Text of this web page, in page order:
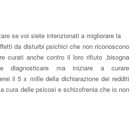
se voi siete intenzionati a migliorare la
da disturbi psichici che non riconoscono
curati anche contro il loro rifiuto ,bisogna
diagnosticare ma iniziare a curare
il 5 x mille della dichiarazione dei redditi
cura delle psicosi e schizofrenia che io non